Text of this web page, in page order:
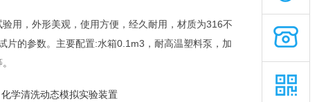
，外形美观，使用方便，经久耐用，材质为316不
片的参数。主要配置:水箱0.1m3，耐高温塑料泵，加
化学清洗动态模拟实验装置